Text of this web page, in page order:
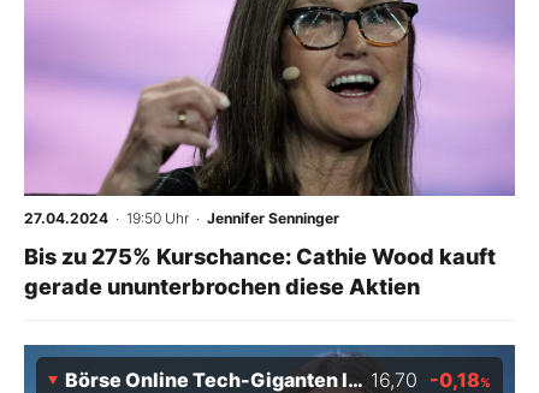
27.04.2024 · 19:50 Uhr · Jennifer Senninger
Bis zu 275% Kurschance: Cathie Wood kauft
gerade ununterbrochen diese Aktien
Börse Online Tech-Giganten Index 02/29 16,70 -0,18%